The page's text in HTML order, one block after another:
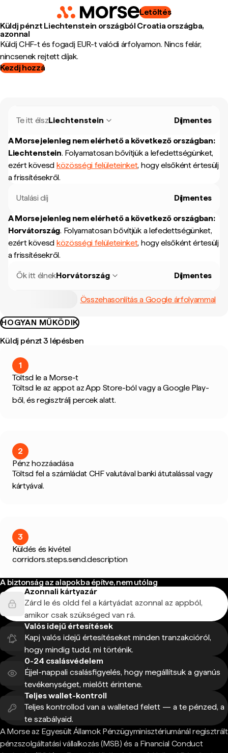
Letöltés
Küldj pénzt Liechtenstein országból Croatia országba,
azonnal
Küldj CHF-t és fogadj EUR-t valódi árfolyamon. Nincs felár,
nincsenek rejtett díjak.
Kezdj hozzá
Te itt élszLiechtenstein Díjmentes
A Morse jelenleg nem elérhető a következő országban:
Liechtenstein. Folyamatosan bővítjük a lefedettségünket,
ezért kövesd közösségi felületeinket, hogy elsőként értesülj
a frissítésekről.
Utalási díj Díjmentes
A Morse jelenleg nem elérhető a következő országban:
Horvátország. Folyamatosan bővítjük a lefedettségünket,
ezért kövesd közösségi felületeinket, hogy elsőként értesülj
a frissítésekről.
Ők itt élnekHorvátország Díjmentes
Összehasonlítás a Google árfolyammal
HOGYAN MŰKÖDIK
Küldj pénzt 3 lépésben
1
Töltsd le a Morse-t
Töltsd le az appot az App Store-ból vagy a Google Play-
ből, és regisztrálj percek alatt.
2
Pénz hozzáadása
Töltsd fel a számládat CHF valutával banki átutalással vagy
kártyával.
3
Küldés és kivétel
corridors.steps.send.description
A biztonság az alapokba építve, nem utólag
Azonnali kártyazár
Zárd le és oldd fel a kártyádat azonnal az appból,
amikor csak szükséged van rá.
Valós idejű értesítések
Kapj valós idejű értesítéseket minden tranzakcióról,
hogy mindig tudd, mi történik.
0-24 csalásvédelem
Éjjel-nappali csalásfigyelés, hogy megállítsuk a gyanús
tevékenységet, mielőtt érintene.
Teljes wallet-kontroll
Teljes kontrollod van a walleted felett — a te pénzed, a
te szabályaid.
A Morse az Egyesült Államok Pénzügyminisztériumánál regisztrált
pénzszolgáltatási vállalkozás (MSB) és a Financial Conduct